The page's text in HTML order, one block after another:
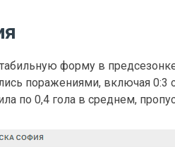
форму в
поражениями, включая 0:3
по 0,4 гола в среднем,